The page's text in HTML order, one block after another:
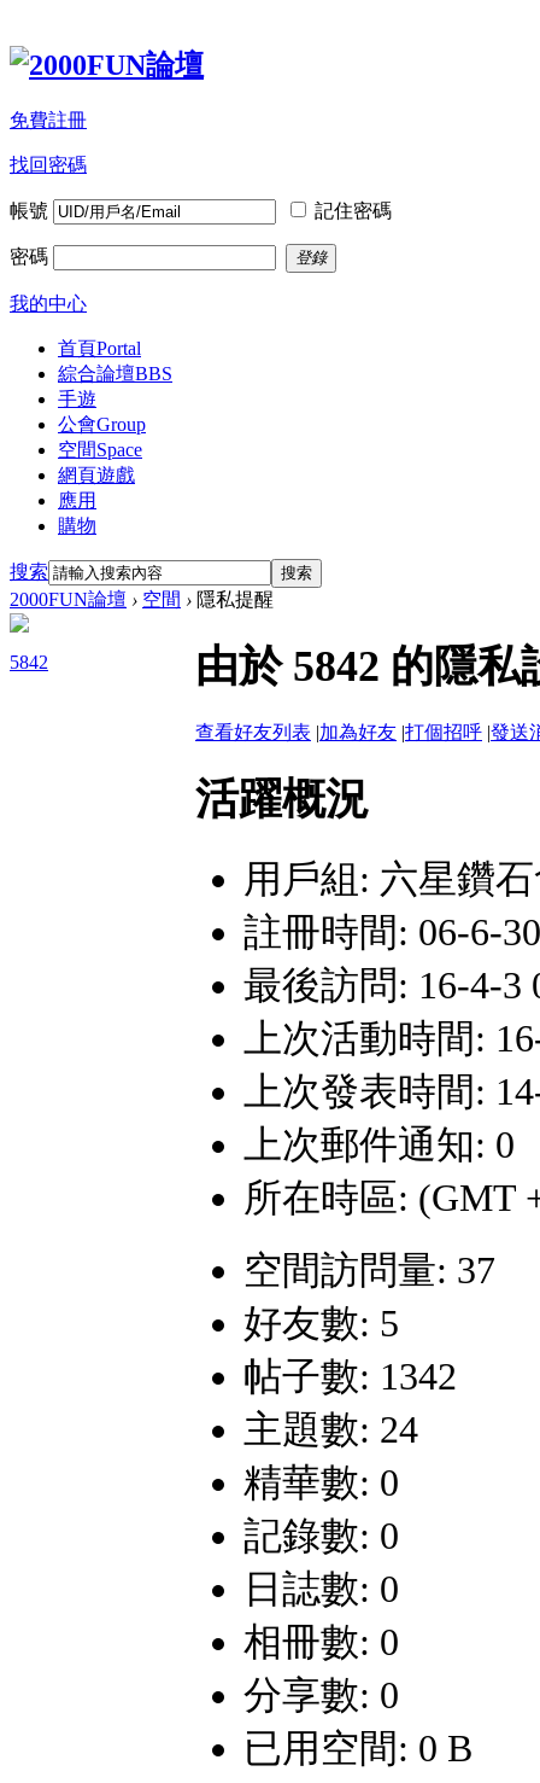
免費註冊
找回密碼
帳號 記住密碼
密碼 登錄
我的中心
首頁Portal
綜合論壇BBS
手遊
公會Group
空間Space
網頁遊戲
應用
購物
搜索 搜索
2000FUN論壇 › 空間 › 隱私提醒
5842 由於 5842 的隱
查看好友列表 |加為好友 |打個招呼 |發送
活躍概況
用戶組: 六星鑽
註冊時間: 06-6-
最後訪問: 16-4-3
上次活動時間:
上次發表時間:
上次郵件通知: 0
所在時區: (GMT
空間訪問量: 37
好友數: 5
帖子數: 1342
主題數: 24
精華數: 0
記錄數: 0
日誌數: 0
相冊數: 0
分享數: 0
已用空間: 0 B